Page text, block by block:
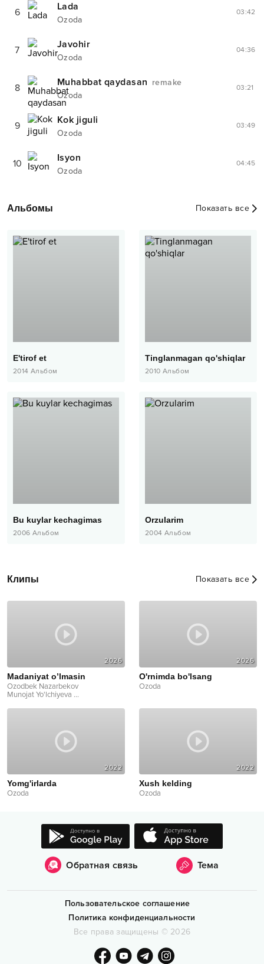
6 Lada
Ozoda
03:42
7 Javohir
Ozoda
04:36
8 Muhabbat qaydasan remake
Ozoda
03:21
9 Kok jiguli
Ozoda
03:49
10 Isyon
Ozoda
04:45
Альбомы Показать все
E'tirof et
2014 Альбом
Tinglanmagan qo'shiqlar
2010 Альбом
Bu kuylar kechagimas
2006 Альбом
Orzularim
2004 Альбом
Клипы Показать все
2026
Madaniyat o’lmasin
Ozodbek Nazarbekov
Munojat Yo'lchiyeva ...
2026
O'rnimda bo'lsang
Ozoda
2022
Yomg'irlarda
Ozoda
2022
Xush kelding
Ozoda
Обратная связь Тема
Пользовательское соглашение
Политика конфиденциальности
Все права защищены © 2026